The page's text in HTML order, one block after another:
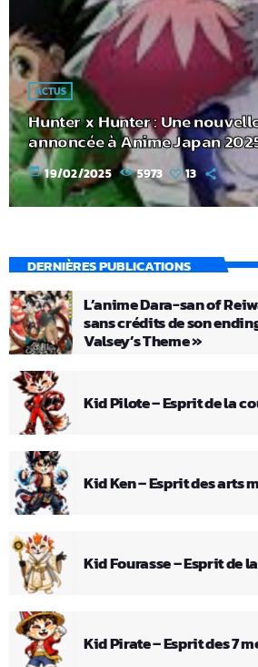
ACTUS
Hunter x Hunter : Une
annoncée à Anime Japan
today 19/02/2025 5973 13
DERNIÈRES PUBLICATIONS
L’anime Dara-san of
sans crédits de son
Valsey’s Theme »
Kid Pilote – Esprit de la
Kid Ken – Esprit des arts
Kid Fourasse – Esprit de
Kid Pirate – Esprit des 7